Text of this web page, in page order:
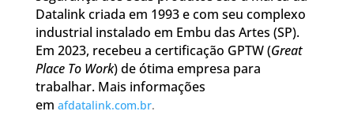
Datalink criada em 1993 e com seu complexo
industrial instalado em Embu das Artes (SP).
Em 2023, recebeu a certificação GPTW (Great
Place To Work) de ótima empresa para
trabalhar. Mais informações
em afdatalink.com.br.